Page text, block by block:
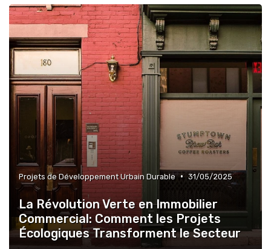
Projets de Développement Urbain Durable • 31/05/2025
La Révolution Verte en Immobilier
Commercial: Comment les Projets
Écologiques Transforment le Secteur